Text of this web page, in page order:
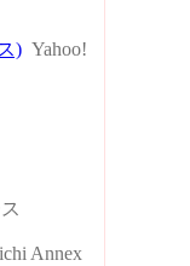
) Yahoo!
Annex